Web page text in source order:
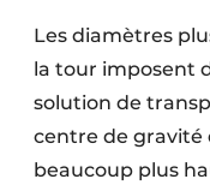
Les diamètres
la tour imposent
solution de
centre de gravité
beaucoup plus